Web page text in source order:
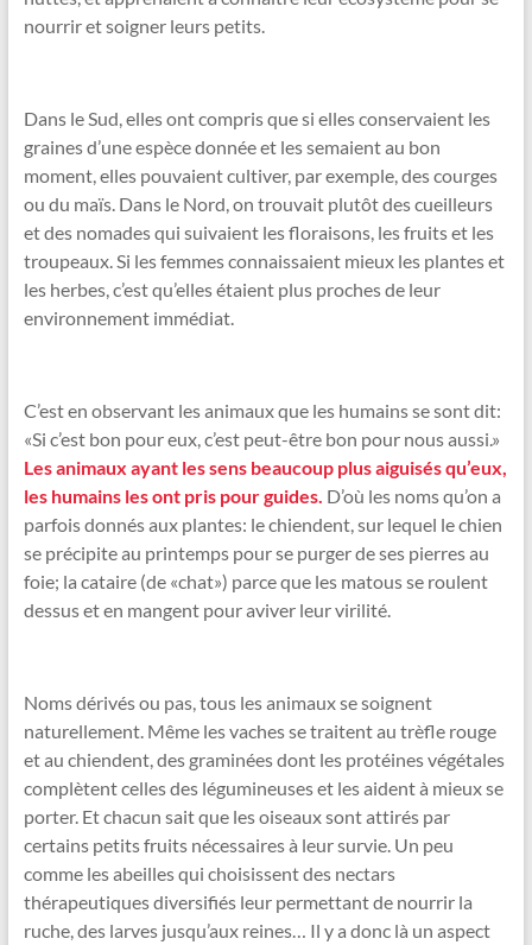
nourrir et soigner leurs petits.
Dans le Sud, elles ont compris que si elles conservaient les
graines d’une espèce donnée et les semaient au bon
moment, elles pouvaient cultiver, par exemple, des courges
ou du maïs. Dans le Nord, on trouvait plutôt des cueilleurs
et des nomades qui suivaient les floraisons, les fruits et les
troupeaux. Si les femmes connaissaient mieux les plantes et
les herbes, c’est qu’elles étaient plus proches de leur
environnement immédiat.
C’est en observant les animaux que les humains se sont dit:
«Si c’est bon pour eux, c’est peut-être bon pour nous aussi.»
Les animaux ayant les sens beaucoup plus aiguisés qu’eux,
les humains les ont pris pour guides. D’où les noms qu’on a
parfois donnés aux plantes: le chiendent, sur lequel le chien
se précipite au printemps pour se purger de ses pierres au
foie; la cataire (de «chat») parce que les matous se roulent
dessus et en mangent pour aviver leur virilité.
Noms dérivés ou pas, tous les animaux se soignent
naturellement. Même les vaches se traitent au trèfle rouge
et au chiendent, des graminées dont les protéines végétales
complètent celles des légumineuses et les aident à mieux se
porter. Et chacun sait que les oiseaux sont attirés par
certains petits fruits nécessaires à leur survie. Un peu
comme les abeilles qui choisissent des nectars
thérapeutiques diversifiés leur permettant de nourrir la
ruche, des larves jusqu’aux reines… Il y a donc là un aspect